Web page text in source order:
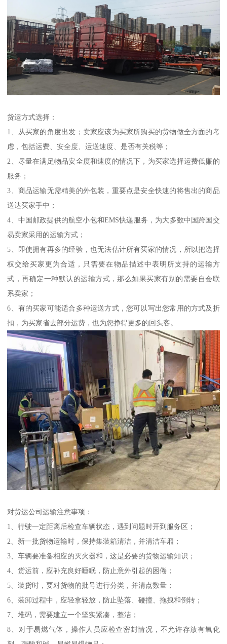
货运方式选择：
1、从买家的角度出发；卖家应该为买家所购买的货物做全方面的考
虑，包括运费、安全度、运送速度、是否有关税等；
2、尽量在满足物品安全度和速度的情况下，为买家选择运费低廉的
服务；
3、商品运输无需精美的外包装，重要点是安全快速的将售出的商品
送达买家手中；
4、中国邮政提供的航空小包和EMS快递服务，为大多数中国跨国交
易卖家采用的运输方式；
5、即使拥有再多的经验，也无法估计所有买家的情况，所以把选择
权交给买家更为合适，只需要在物品描述中表明所支持的运输方
式，再确定一种默认的运输方式，那么如果买家有别的需要自会联
系卖家；
6、有的买家可能适合多种运送方式，您可以写出您常用的方式及折
扣，为买家省去部分运费，也为您挣得更多的回头客。
对货运公司运输注意事项：
1、行驶一定距离后检查车辆状态，遇到问题时开到服务区；
2、新一批货物运输时，保持集装箱清洁，并清洁车厢；
3、车辆要准备相应的灭火器和，这是必要的货物运输知识；
4、货运前，应补充良好睡眠，防止意外引起的困倦；
5、装货时，要对货物的批号进行分类，并清点数量；
6、装卸过程中，应轻拿轻放，防止坠落、碰撞、拖拽和倒转；
7、堆码，需要建立一个坚实紧凑，整洁；
8、对于易燃气体，操作人员应检查密封情况，不允许存放有氧化